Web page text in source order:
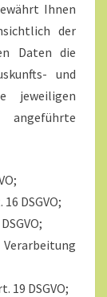
Ihnen
der
Daten die
und
jeweiligen
angeführte
DSGVO;
19 DSGVO;